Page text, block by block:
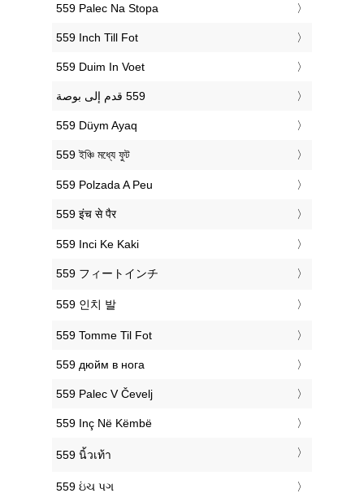
‎559 Palec Na Stopa
‎559 Inch Till Fot
‎559 Duim In Voet
‎559 Düym Ayaq
‎559 ইঞ্চি মধ্যে ফুট
‎559 Polzada A Peu
‎559 इंच से पैर
‎559 Inci Ke Kaki
‎559 フィートインチ
‎559 인치 발
‎559 Tomme Til Fot
‎559 дюйм в нога
‎559 Palec V Čevelj
‎559 Inç Në Këmbë
‎559 นิ้วเท้า
‎559 ઇંચ પગ